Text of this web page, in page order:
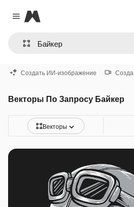
Close menu
Magnific
Создать ИИ-изображение
Векторы По Запросу Байкер
Векторы